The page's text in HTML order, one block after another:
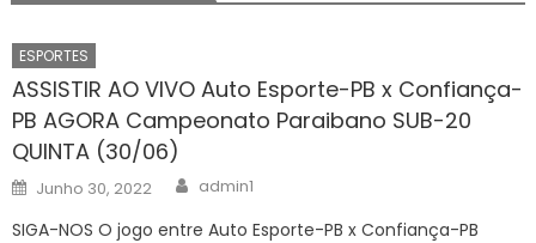
ESPORTES
ASSISTIR AO VIVO Auto Esporte-PB x Confiança-
PB AGORA Campeonato Paraibano SUB-20
QUINTA (30/06)
Posted
on
Junho 30, 2022 Author
admin1
SIGA-NOS O jogo entre Auto Esporte-PB x Confiança-PB